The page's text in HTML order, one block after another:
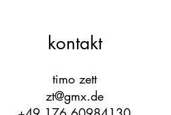
timo zett
zt@gmx.de
kontakt